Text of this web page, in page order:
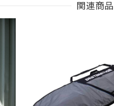
関連商品